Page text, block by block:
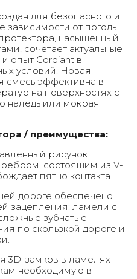
для безопасного и
зависимости от погоды
насыщенный
сочетает актуальные
опыт Cordiant в
условий. Новая
смесь эффективна в
на поверхностях с
наледь или мокрая
/ преимущества:
рисунок
состоящим из V-
пятно контакта.
дороге обеспечено
зацепления: ламели с
зубчатые
по скользкой дороге и
3D-замков в ламелях
необходимую в